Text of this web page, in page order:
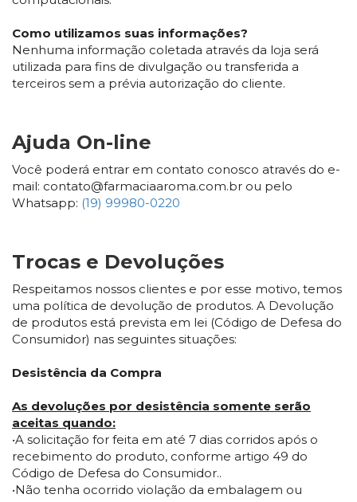
Como utilizamos suas informações?
Nenhuma informação coletada através da loja será
utilizada para fins de divulgação ou transferida a
terceiros sem a prévia autorização do cliente.
Ajuda On-line
Você poderá entrar em contato conosco através do e-
mail: contato@farmaciaaroma.com.br ou pelo
Whatsapp: (19) 99980-0220
Trocas e Devoluções
Respeitamos nossos clientes e por esse motivo, temos
uma política de devolução de produtos. A Devolução
de produtos está prevista em lei (Código de Defesa do
Consumidor) nas seguintes situações:
Desistência da Compra
As devoluções por desistência somente serão
aceitas quando:
•A solicitação for feita em até 7 dias corridos após o
recebimento do produto, conforme artigo 49 do
Código de Defesa do Consumidor..
•Não tenha ocorrido violação da embalagem ou